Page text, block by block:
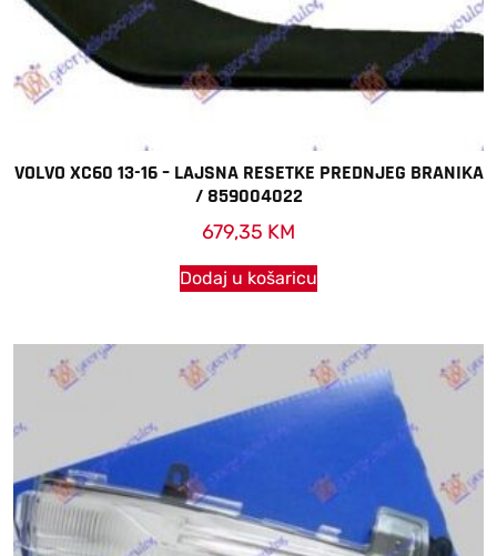
VOLVO XC60 13-16 – LAJSNA RESETKE PREDNJEG BRANIKA
/ 859004022
679,35 KM
Dodaj u košaricu